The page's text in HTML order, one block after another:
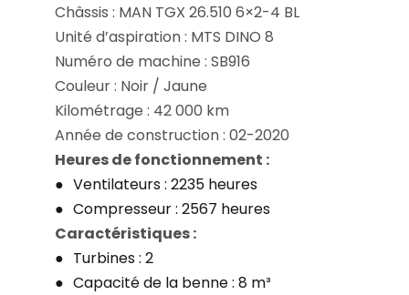
Châssis : MAN TGX 26.510 6×2-4 BL
Unité d’aspiration : MTS DINO 8
Numéro de machine : SB916
Couleur : Noir / Jaune
Kilométrage : 42 000 km
Année de construction : 02-2020
Heures de fonctionnement :
Ventilateurs : 2235 heures
Compresseur : 2567 heures
Caractéristiques :
Turbines : 2
Capacité de la benne : 8 m³